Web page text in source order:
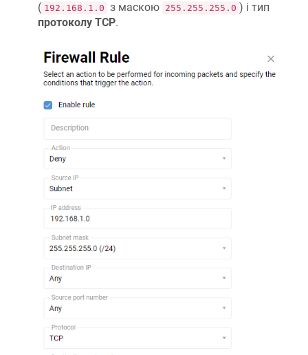
( 192.168.1.0 з маскою 255.255.255.0 ) і тип
протоколу TCP.